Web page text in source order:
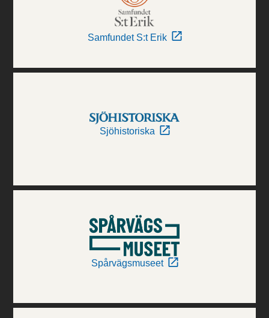
Samfundet S:t Erik
Sjöhistoriska
Spårvägsmuseet